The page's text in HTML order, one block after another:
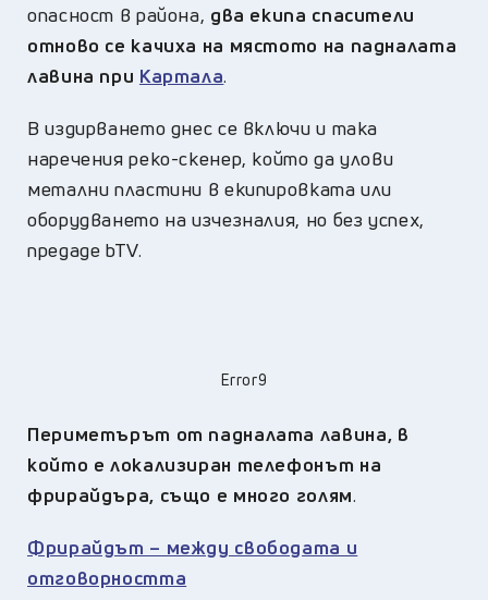
опасност в района, два екипа спасители
отново се качиха на мястото на падналата
лавина при Картала.
В издирването днес се включи и така
наречения реко-скенер, който да улови
метални пластини в екипировката или
оборудването на изчезналия, но без успех,
предаде bTV.
Error9
Периметърът от падналата лавина, в
който е локализиран телефонът на
фрирайдъра, също е много голям.
Фрирайдът – между свободата и
отговорността